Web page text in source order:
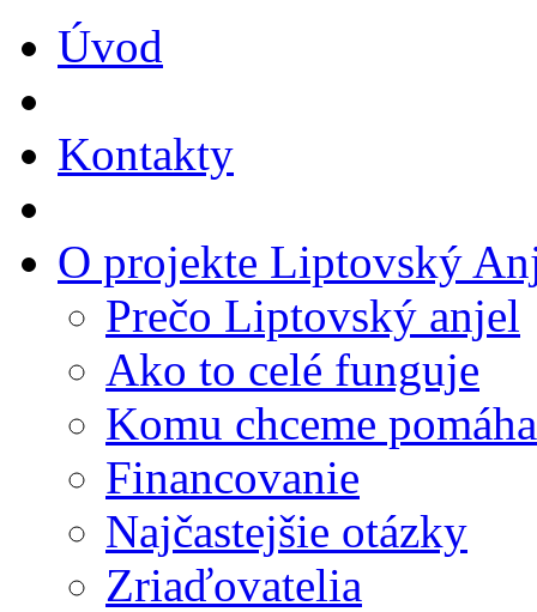
Úvod
Kontakty
O projekte Liptovský
Prečo Liptovský anjel
Ako to celé funguje
Komu chceme
Financovanie
Najčastejšie otázky
Zriaďovatelia